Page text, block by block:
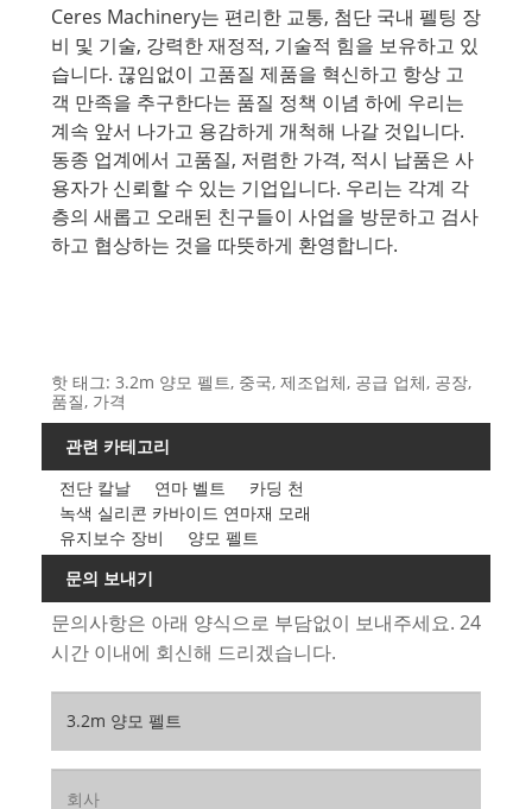
Ceres Machinery는 편리한 교통, 첨단 국내 펠팅 장
비 및 기술, 강력한 재정적, 기술적 힘을 보유하고 있
습니다. 끊임없이 고품질 제품을 혁신하고 항상 고
객 만족을 추구한다는 품질 정책 이념 하에 우리는
계속 앞서 나가고 용감하게 개척해 나갈 것입니다.
동종 업계에서 고품질, 저렴한 가격, 적시 납품은 사
용자가 신뢰할 수 있는 기업입니다. 우리는 각계 각
층의 새롭고 오래된 친구들이 사업을 방문하고 검사
하고 협상하는 것을 따뜻하게 환영합니다.
핫 태그: 3.2m 양모 펠트, 중국, 제조업체, 공급 업체, 공장,
품질, 가격
관련 카테고리
전단 칼날
연마 벨트
카딩 천
녹색 실리콘 카바이드 연마재 모래
유지보수 장비
양모 펠트
문의 보내기
문의사항은 아래 양식으로 부담없이 보내주세요. 24
시간 이내에 회신해 드리겠습니다.